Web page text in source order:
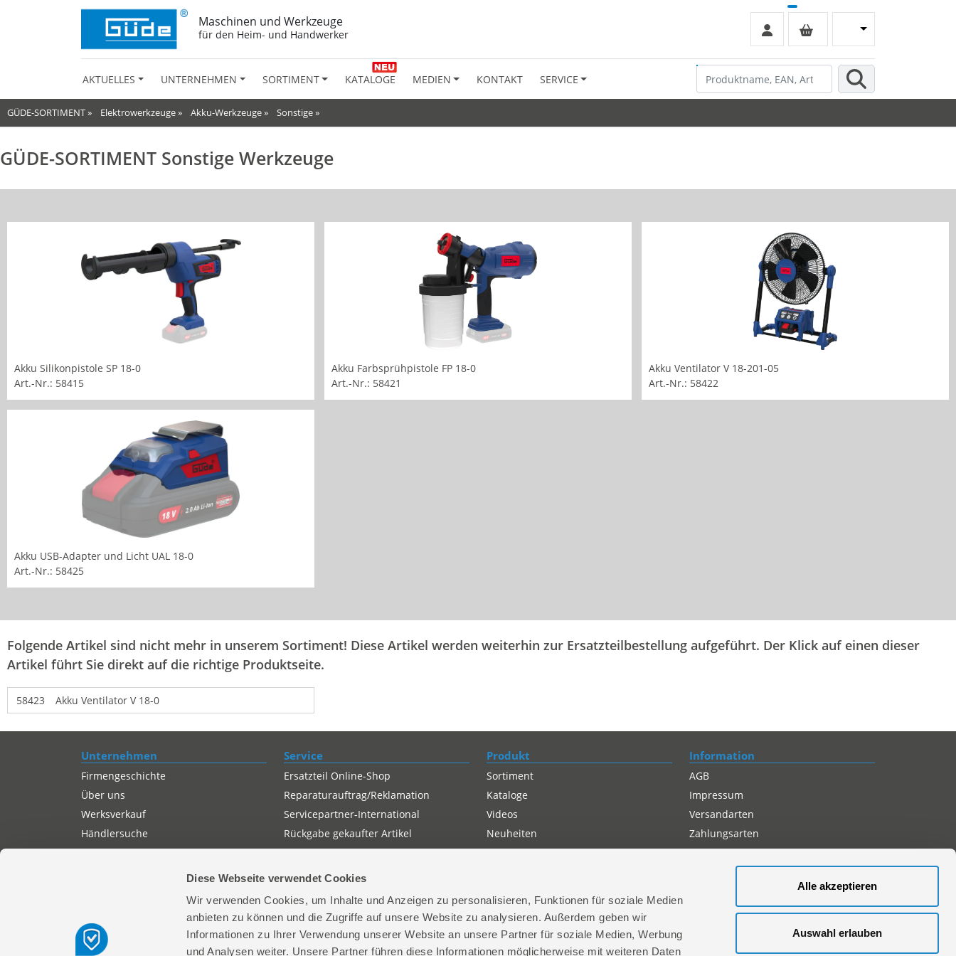
Diese Webseite verwendet Cookies
Wir verwenden Cookies, um Inhalte und Anzeigen zu personalisieren, Funktionen für soziale Medien
anbieten zu können und die Zugriffe auf unsere Website zu analysieren. Außerdem geben wir
Informationen zu Ihrer Verwendung unserer Website an unsere Partner für soziale Medien, Werbung
und Analysen weiter. Unsere Partner führen diese Informationen möglicherweise mit weiteren Daten
Alle akzeptieren
Auswahl erlauben
Maschinen und Werkzeuge
für den Heim- und Handwerker
AKTUELLES UNTERNEHMEN SORTIMENT KATALOGE MEDIEN KONTAKT SERVICE
GÜDE-SORTIMENT» Elektrowerkzeuge» Akku-Werkzeuge» Sonstige»
GÜDE-SORTIMENT Sonstige Werkzeuge
Akku Silikonpistole SP 18-0
Art.-Nr.: 58415
Akku Farbsprühpistole FP 18-0
Art.-Nr.: 58421
Akku Ventilator V 18-201-05
Art.-Nr.: 58422
Akku USB-Adapter und Licht UAL 18-0
Art.-Nr.: 58425
Folgende Artikel sind nicht mehr in unserem Sortiment! Diese Artikel werden weiterhin zur Ersatzteilbestellung aufgeführt. Der Klick auf einen dieser
Artikel führt Sie direkt auf die richtige Produktseite.
58423 Akku Ventilator V 18-0
Unternehmen
Firmengeschichte
Über uns
Werksverkauf
Händlersuche
Servicepartner-International
Autorisierter Internetpartner
Service
Ersatzteil Online-Shop
Reparaturauftrag/Reklamation
Servicepartner-International
Rückgabe gekaufter Artikel
Produkt
Sortiment
Kataloge
Videos
Neuheiten
Information
AGB
Impressum
Versandarten
Zahlungsarten
Compliance
Datenschutz